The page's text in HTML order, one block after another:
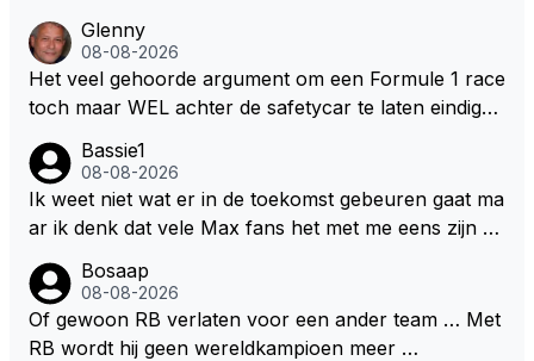
uden dan dat hij op dit moment beweerd. Dan kan hij
zijn talenten en uitzonderlijke klasse laten zien en he
eft daar enorm veel lol aan.
ert nu de spindoctor van newey geworden?? Eerlijk
gezegd snap ik de de kop én het artikel niet echt.
Glenny
08-08-2026
Het veel gehoorde argument om een Formule 1 race
toch maar WEL achter de safetycar te laten eindigen
dat men vreest voor een brandstof tekort. Kennelijk
rijden de teams met tot op de liter afgemeten peut...
Bassie1
08-08-2026
Ik weet niet wat er in de toekomst gebeuren gaat ma
ar ik denk dat vele Max fans het met me eens zijn da
zijn als Alonso samen met Max ergens in een vieren
twings uur race samen in een team zouden zitten. D
eze 2 coureurs zouden een fantastisch affiche zijn v
Bosaap
08-08-2026
Of gewoon RB verlaten voor een ander team … Met
RB wordt hij geen wereldkampioen meer …